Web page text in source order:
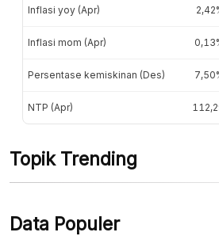
Inflasi yoy (Apr)
Inflasi mom (Apr)
Persentase kemiskinan (Des)
NTP (Apr)
Topik Trending
Data Populer